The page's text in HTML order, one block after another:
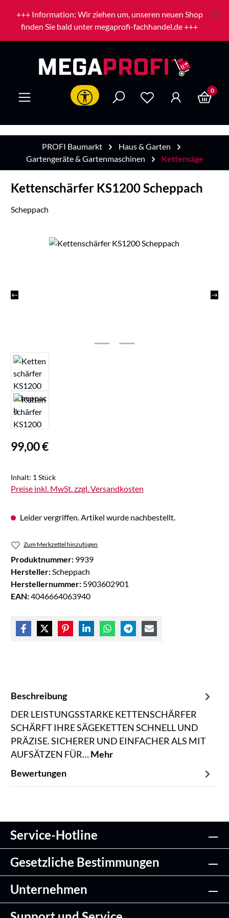
Zum Hauptinhalt springen
+++ Information: Wir ziehen um, unseren neuen Shop
finden Sie bald unter megaprofi-fachhandel.de +++
Werkzeugleiste anzeigen 0
PROFI Baumarkt
Haus & Garten
Gartengeräte & Gartenmaschinen
Kettensäge
Kettenschärfer KS1200 Scheppach
Scheppach
Bildergalerie überspringen
Regulärer Preis:
99,00 €
Inhalt: 1 Stück
Preise inkl. MwSt. zzgl. Versandkosten
Leider vergriffen. Artikel wurde nachbestellt.
Zum Merkzettel hinzufügen
Produktnummer: 9939
Hersteller: Scheppach
Herstellernummer: 5903602901
EAN:4046664063940
Beschreibung
DER LEISTUNGSSTARKE KETTENSCHÄRFER
SCHÄRFT IHRE SÄGEKETTEN SCHNELL UND
PRÄZISE. SICHERER UND EINFACHER ALS MIT
AUFSÄTZEN FÜR…Mehr
Bewertungen
Service-Hotline
Gesetzliche Bestimmungen
Unternehmen